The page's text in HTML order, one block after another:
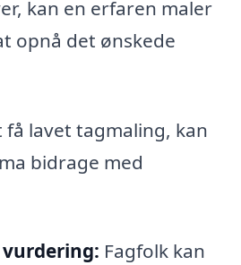
kan en erfaren maler
opnå det ønskede
lavet tagmaling, kan
bidrage med
Fagfolk kan